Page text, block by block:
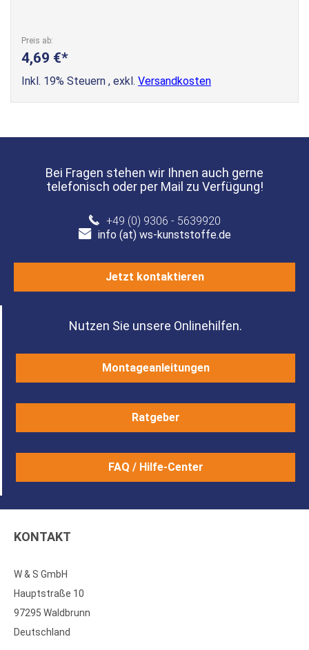
Preis ab
4,69 €
Inkl. 19% Steuern , exkl. Versandkosten
Bei Fragen stehen wir Ihnen auch gerne
telefonisch oder per Mail zu Verfügung!
+49 (0) 9306 - 5639920
info (at) ws-kunststoffe.de
Jetzt kontaktieren
Nutzen Sie unsere Onlinehilfen.
Montageanleitungen
Ratgeber
FAQ / Hilfe-Center
KONTAKT
W & S GmbH
Hauptstraße 10
97295 Waldbrunn
Deutschland